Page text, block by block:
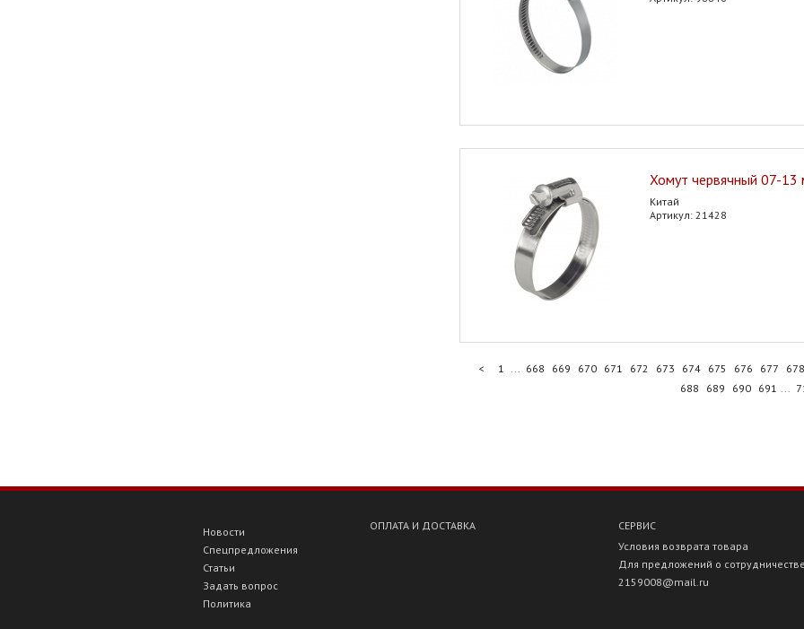
Хомут червячный 07-13
Китай
Артикул: 21428
< 1 ... 668 669 670 671 672 673 674 675 676 677 678
688
689 690 691 ...
Новости
Спецпредложения
Статьи
Задать вопрос
Политика
ОПЛАТА И ДОСТАВКА
СЕРВИС
Условия возврата товара
Для предложений о сотрудничестве
2159008@mail.ru